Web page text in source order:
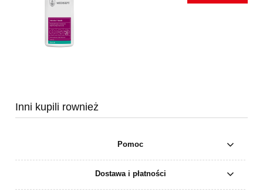
Inni kupili rownież
Pomoc
Dostawa i płatności